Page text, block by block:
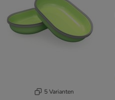
5 Varianten